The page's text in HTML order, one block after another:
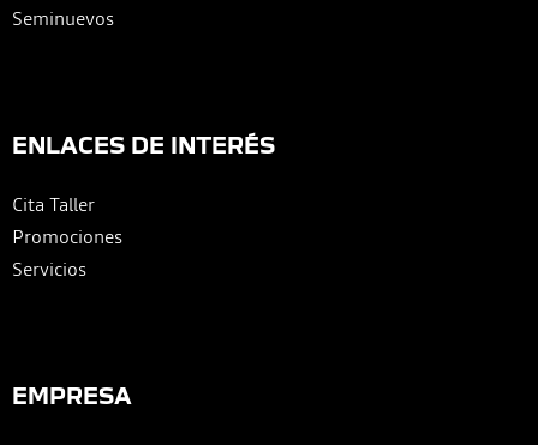
Seminuevos
ENLACES DE INTERÉS
Cita Taller
Promociones
Servicios
EMPRESA